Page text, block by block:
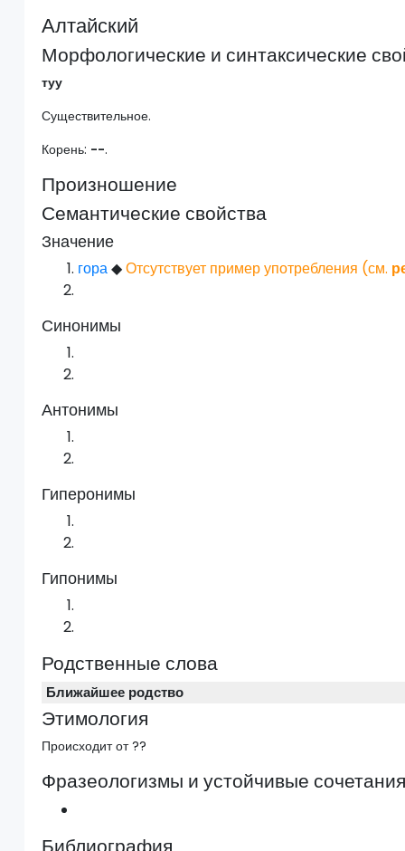
Алтайский
Морфологические и синтаксические
туу
Существительное.
Корень: --.
Произношение
Семантические свойства
Значение
гора◆Отсутствует пример употребления (см.
Синонимы
Антонимы
Гиперонимы
Гипонимы
Родственные слова
Ближайшее родство
Этимология
Происходит от ??
Фразеологизмы и устойчивые